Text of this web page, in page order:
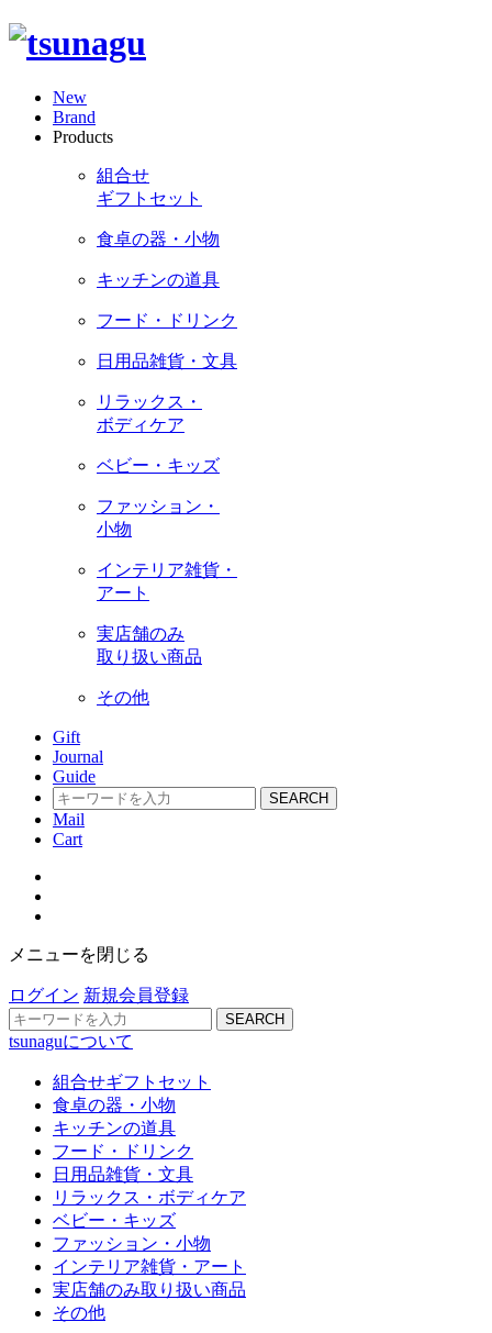
New
Brand
Products
組合せ
ギフトセット
食卓の器・小物
キッチンの道具
フード・ドリンク
日用品雑貨・文具
リラックス・
ボディケア
ベビー・キッズ
ファッション・
小物
インテリア雑貨・
アート
実店舗のみ
取り扱い商品
その他
Gift
Journal
Guide
SEARCH
Mail
Cart
メニューを閉じる
ログイン 新規会員登録
SEARCH
tsunaguについて
組合せギフトセット
食卓の器・小物
キッチンの道具
フード・ドリンク
日用品雑貨・文具
リラックス・ボディケア
ベビー・キッズ
ファッション・小物
インテリア雑貨・アート
実店舗のみ取り扱い商品
その他